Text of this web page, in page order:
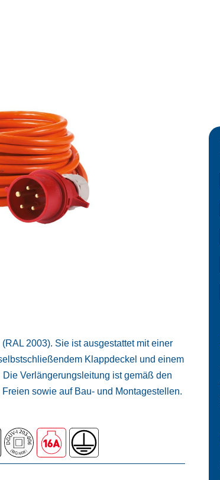
2003). Sie ist ausgestattet mit einer
Klappdeckel und einem
Verlängerungsleitung ist gemäß den
sowie auf Bau- und Montagestellen.